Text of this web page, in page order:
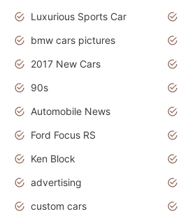
Luxurious Sports Car
bmw cars pictures
2017 New Cars
90s
Automobile News
Ford Focus RS
Ken Block
advertising
custom cars